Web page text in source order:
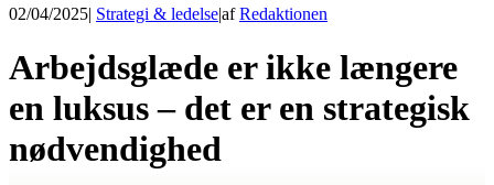
02/04/2025| Strategi & ledelse|afRedaktionen
Arbejdsglæde er ikke længere
en luksus – det er en strategisk
nødvendighed